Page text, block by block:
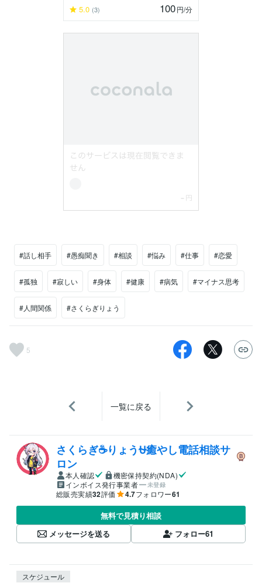
5.0 (3) 100円/分
#話し相手 #愚痴聞き #相談 #悩み #仕事 #恋愛
#孤独 #寂しい #身体 #健康 #病気 #マイナス思考
#人間関係 #さくらぎりょう
5
一覧に戻る
さくらぎ☕りょう⛎癒やし電話相談サ
ロン
本人確認
機密保持契約(NDA)
インボイス発行事業者
未登録
総販売実績32評価 4.7フォロワー61
無料で見積り相談
メッセージを送る
フォロー61
スケジュール